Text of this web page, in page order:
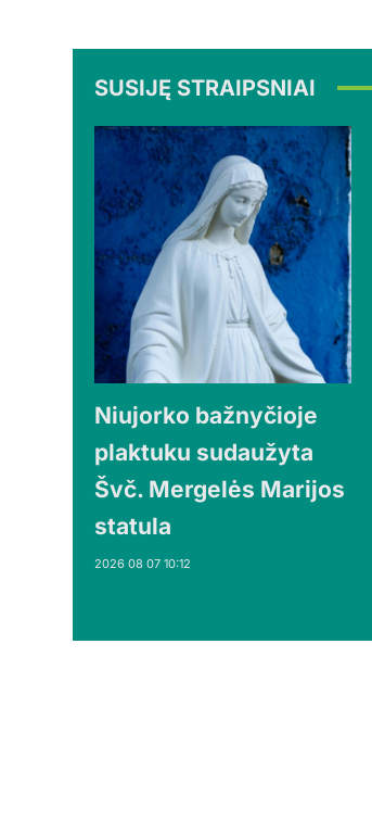
SUSIJĘ STRAIPSNIAI
Niujorko bažnyčioje
plaktuku sudaužyta
Švč. Mergelės Marijos
statula
2026 08 07 10:12